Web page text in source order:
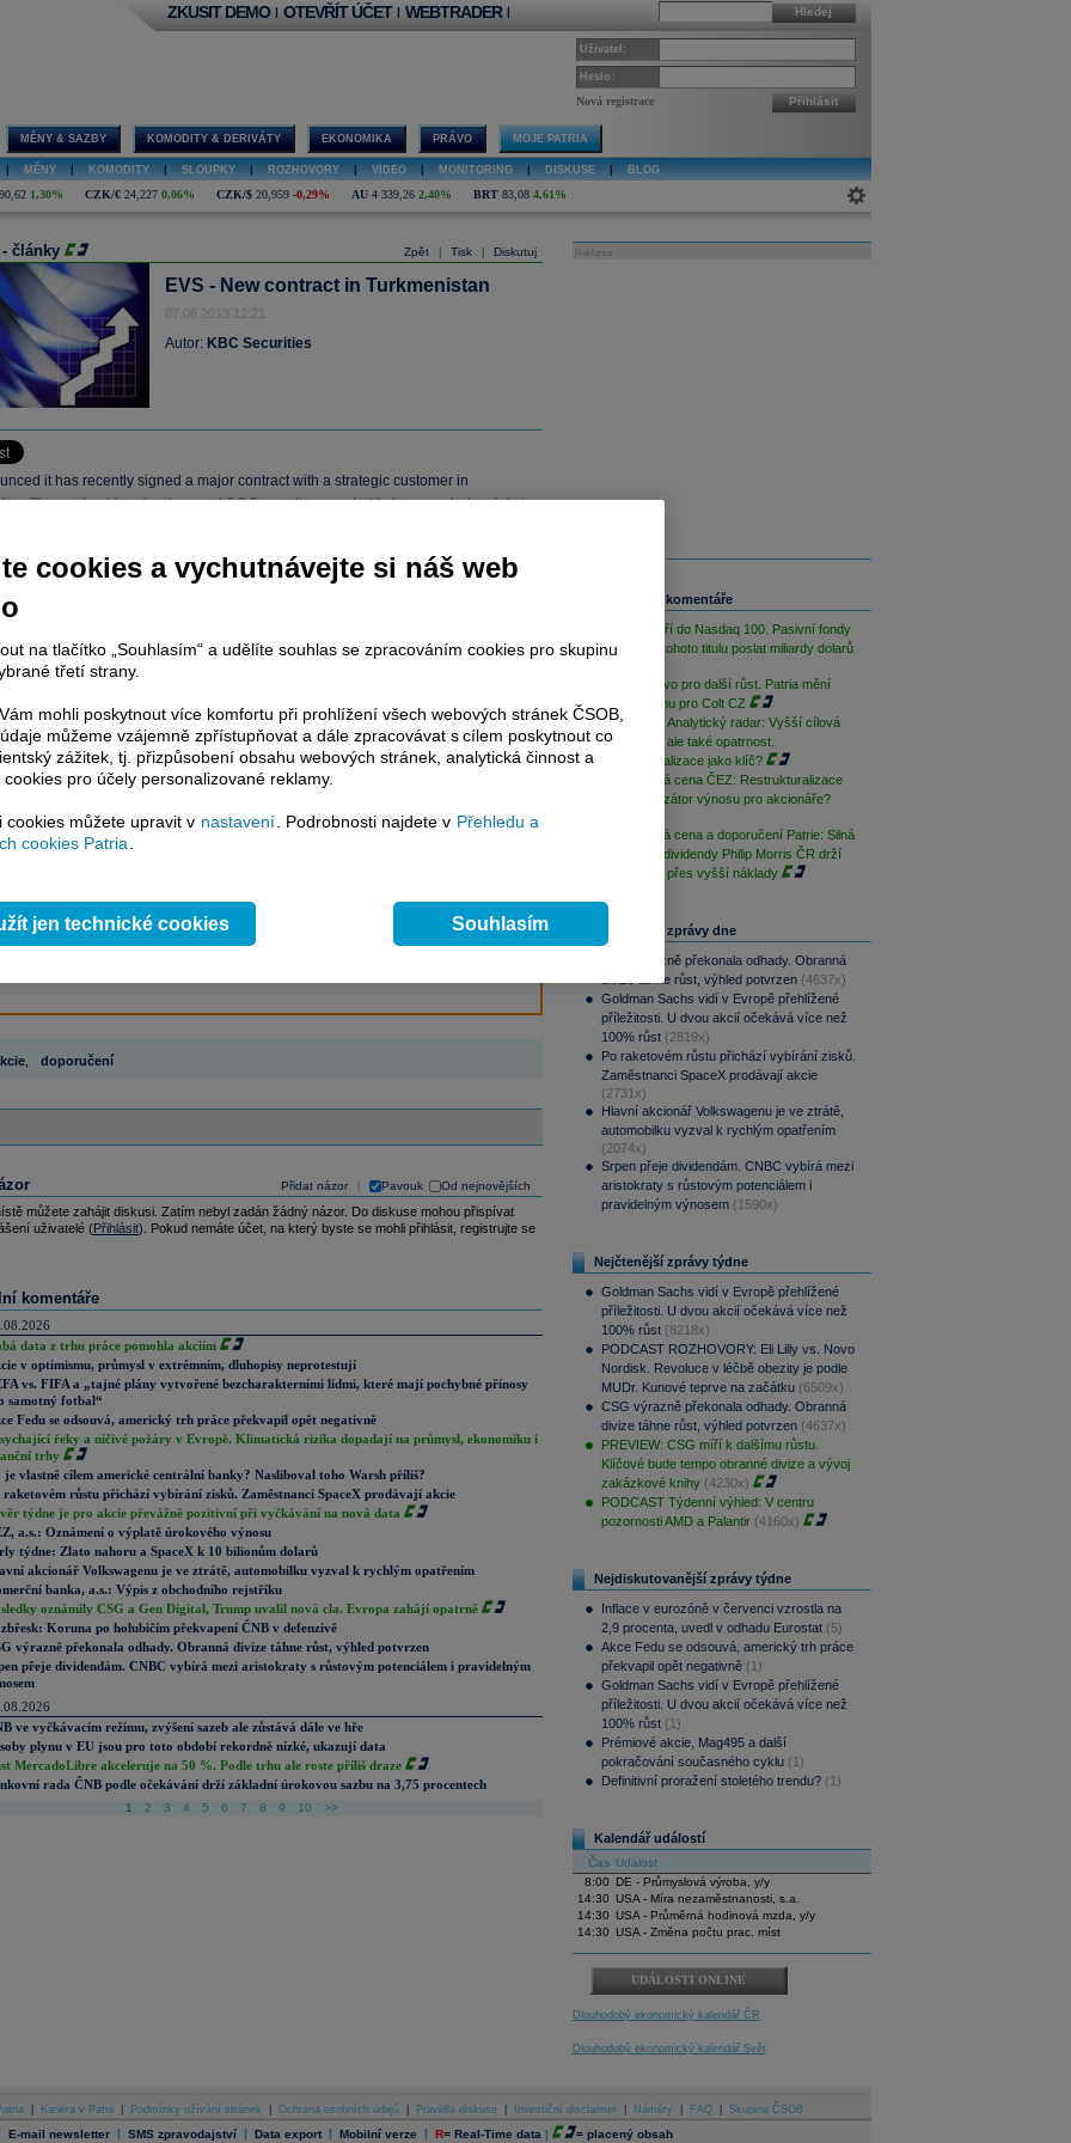
Hledej
ZKUSIT DEMO | OTEVŘÍT ÚČET | WEBTRADER |
Uživatel:
Heslo:
Nová registrace Přihlásit
MĚNY & SAZBY KOMODITY & DERIVÁTY EKONOMIKA PRÁVO MOJE PATRIA
MĚNY KOMODITY SLOUPKY ROZHOVORY VIDEO MONITORING DISKUSE BLOG
1,30% CZK/€ 24,227 0,06% CZK/$ 20,959 -0,29% AU 4 339,26 2,40% BRT 83,08 4,61%
Zpět Tisk Diskutuj
- články
EVS - New contract in Turkmenistan
07.06.2013 12:21
Autor: KBC Securities
it has recently signed a major contract with a strategic customer in
The contract is valued around € 3.5m andis expected to be recorded mainly in
článku je dostupné jen klientům placených služeb
Plus
případně uživatelům platformy Patria Direct
. Pokud jste klientem
služeb, potom je nutné se
placeného informačního servisu získáte
kekompletnímu zpravodajství
bez jakýchkoliv omezení. Veškeré
komentáře a horké zprávy jsou
a v plné verzi.
servis
, rozsáhlé databáze
prognózy
avaluace fundamenty kalkulátory
, doporučení
Přidat názor Pavouk Od nejnovějších
můžete zahájit diskusi. Zatím nebyl zadán žádný názor. Do diskuse mohou přispívat
uživatelé (Přihlásit). Pokud nemáte účet, na který byste se mohli přihlásit, registrujte se
komentáře
data z trhu práce pomohla akciím
v optimismu, průmysl v extrémním, dluhopisy neprotestují
vs. FIFA a „tajné plány vytvořené bezcharakterními lidmi, které mají pochybné přínosy
samotný fotbal“
Fedu se odsouvá, americký trh práce překvapil opět negativně
řeky a ničivé požáry v Evropě. Klimatická rizika dopadají na průmysl, ekonomiku i
trhy
je vlastně cílem americké centrální banky? Nasliboval toho Warsh příliš?
raketovém růstu přichází vybírání zisků. Zaměstnanci SpaceX prodávají akcie
týdne je pro akcie převážně pozitivní při vyčkávání na nová data
a.s.: Oznámení o výplatě úrokového výnosu
týdne: Zlato nahoru a SpaceX k 10 bilionům dolarů
akcionář Volkswagenu je ve ztrátě, automobilku vyzval k rychlým opatřením
banka, a.s.: Výpis z obchodního rejstříku
oznámily CSG a Gen Digital, Trump uvalil nová cla. Evropa zahájí opatrně
Koruna po holubičím překvapení ČNB v defenzivě
výrazně překonala odhady. Obranná divize táhne růst, výhled potvrzen
přeje dividendám. CNBC vybírá mezi aristokraty s růstovým potenciálem i pravidelným
ve vyčkávacím režimu, zvýšení sazeb ale zůstává dále ve hře
plynu v EU jsou pro toto období rekordně nízké, ukazují data
MercadoLibre akceleruje na 50 %. Podle trhu ale roste příliš draze
rada ČNB podle očekávání drží základní úrokovou sazbu na 3,75 procentech
1 2 3 4 5 6 7 8 9 10 >>
Reklama
Související komentáře
SpaceX míří do Nasdaq 100. Pasivní fondy
mohou do tohoto titulu poslat miliardy dolarů
Nové střelivo pro další růst. Patria mění
cílovou cenu pro Colt CZ
PODCAST Analytický radar: Vyšší cílová
cena ČEZ, ale také opatrnost.
Restrukturalizace jako klíč?
Nová cílová cena ČEZ: Restrukturalizace
jako katalyzátor výnosu pro akcionáře?
Nová cílová cena a doporučení Patrie: Silná
rozvaha a dividendy Philip Morris ČR drží
atraktivitu i přes vyšší náklady
Nejčtenější zprávy dne
CSG výrazně překonala odhady. Obranná
divize táhne růst, výhled potvrzen (4637x)
Goldman Sachs vidí v Evropě přehlížené
příležitosti. U dvou akcií očekává více než
100% růst (2819x)
Po raketovém růstu přichází vybírání zisků.
Zaměstnanci SpaceX prodávají akcie
(2731x)
Hlavní akcionář Volkswagenu je ve ztrátě,
automobilku vyzval k rychlým opatřením
(2074x)
Srpen přeje dividendám. CNBC vybírá mezi
aristokraty s růstovým potenciálem i
pravidelným výnosem (1590x)
Nejčtenější zprávy týdne
Goldman Sachs vidí v Evropě přehlížené
příležitosti. U dvou akcií očekává více než
100% růst (8218x)
PODCAST ROZHOVORY: Eli Lilly vs. Novo
Nordisk. Revoluce v léčbě obezity je podle
MUDr. Kunové teprve na začátku (6509x)
CSG výrazně překonala odhady. Obranná
divize táhne růst, výhled potvrzen (4637x)
PREVIEW: CSG míří k dalšímu růstu.
Klíčové bude tempo obranné divize a vývoj
zakázkové knihy (4230x)
PODCAST Týdenní výhled: V centru
pozornosti AMD a Palantir (4160x)
Nejdiskutovanější zprávy týdne
Inflace v eurozóně v červenci vzrostla na
2,9 procenta, uvedl v odhadu Eurostat (5)
Akce Fedu se odsouvá, americký trh práce
překvapil opět negativně (1)
Goldman Sachs vidí v Evropě přehlížené
příležitosti. U dvou akcií očekává více než
100% růst (1)
Prémiové akcie, Mag495 a další
pokračování současného cyklu (1)
Definitivní proražení stoletého trendu? (1)
Kalendář událostí
Čas Událost
8:00
DE - Průmyslová výroba, y/y
14:30 USA - Míra nezaměstnanosti, s.a.
14:30 USA - Průměrná hodinová mzda, y/y
14:30 USA - Změna počtu prac. míst
UDÁLOSTI ONLINE
Dlouhodobý ekonomický kalendář ČR
Dlouhodobý ekonomický kalendář Svět
Kariéra v Patrii Podmínky užívání stránek Ochrana osobních údajů Pravidla diskuse Investiční disclaimer Náměty FAQ Skupina ČSOB
E-mail newsletter | SMS zpravodajství | Data export | Mobilní verze | R= Real-Time data | = placený obsah
cookies a vychutnávejte si náš web
na tlačítko „Souhlasím“ a udělíte souhlas se zpracováním cookies pro skupinu
třetí strany.
mohli poskytnout více komfortu při prohlížení všech webových stránek ČSOB,
můžeme vzájemně zpřístupňovat a dále zpracovávat s cílem poskytnout co
zážitek, tj. přizpůsobení obsahu webových stránek, analytická činnost a
pro účely personalizované reklamy.
cookies můžete upravit v nastavení . Podrobnosti najdete v Přehledu a
cookies Patria
jen technické cookies Souhlasím